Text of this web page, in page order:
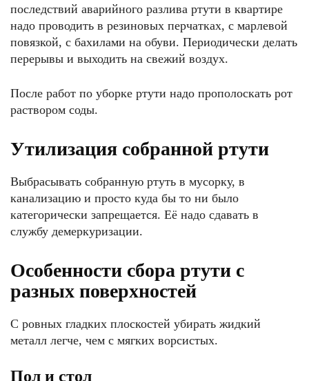
последствий аварийного разлива ртути в квартире
надо проводить в резиновых перчатках, с марлевой
повязкой, с бахилами на обуви. Периодически делать
перерывы и выходить на свежий воздух.
После работ по уборке ртути надо прополоскать рот
раствором соды.
Утилизация собранной ртути
Выбрасывать собранную ртуть в мусорку, в
канализацию и просто куда бы то ни было
категорически запрещается. Её надо сдавать в
службу демеркуризации.
Особенности сбора ртути с
разных поверхностей
С ровных гладких плоскостей убирать жидкий
металл легче, чем с мягких ворсистых.
Пол и стол